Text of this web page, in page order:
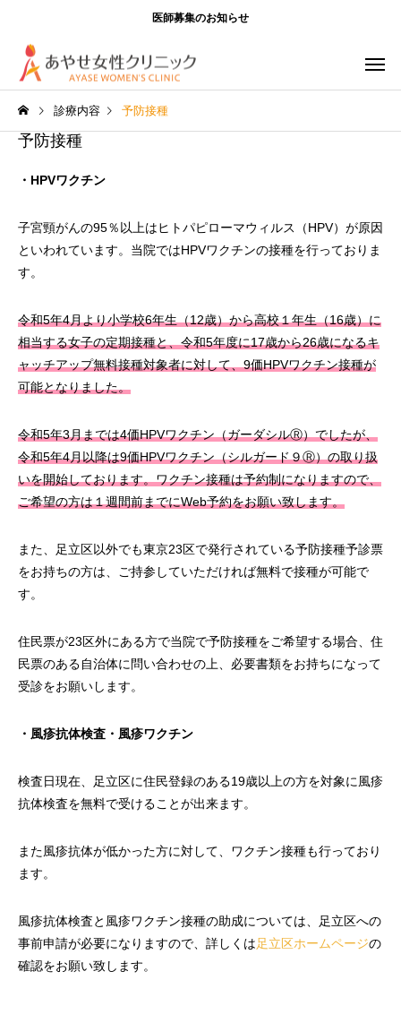
医師募集のお知らせ
診療内容 予防接種
予防接種
・HPVワクチン
子宮頸がんの95％以上はヒトパピローマウィルス（HPV）が原因
といわれています。当院ではHPVワクチンの接種を行っておりま
す。
令和5年4月より小学校6年生（12歳）から高校１年生（16歳）に
相当する女子の定期接種と、令和5年度に17歳から26歳になるキ
ャッチアップ無料接種対象者に対して、9価HPVワクチン接種が
可能となりました。
令和5年3月までは4価HPVワクチン（ガーダシルⓇ）でしたが、
令和5年4月以降は9価HPVワクチン（シルガード９Ⓡ）の取り扱
いを開始しております。ワクチン接種は予約制になりますので、
ご希望の方は１週間前までにWeb予約をお願い致します。
また、足立区以外でも東京23区で発行されている予防接種予診票
をお持ちの方は、ご持参していただければ無料で接種が可能で
す。
住民票が23区外にある方で当院で予防接種をご希望する場合、住
民票のある自治体に問い合わせの上、必要書類をお持ちになって
受診をお願いします。
・風疹抗体検査・風疹ワクチン
検査日現在、足立区に住民登録のある19歳以上の方を対象に風疹
抗体検査を無料で受けることが出来ます。
また風疹抗体が低かった方に対して、ワクチン接種も行っており
ます。
風疹抗体検査と風疹ワクチン接種の助成については、足立区への
事前申請が必要になりますので、詳しくは足立区ホームページの
確認をお願い致します。